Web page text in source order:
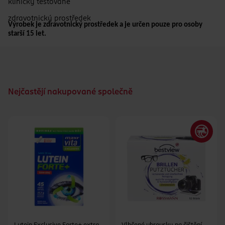
klinicky testované
zdravotnický prostředek
Výrobek je zdravotnický prostředek a je určen pouze pro osoby
starší 15 let.
Nejčastějí nakupované společně